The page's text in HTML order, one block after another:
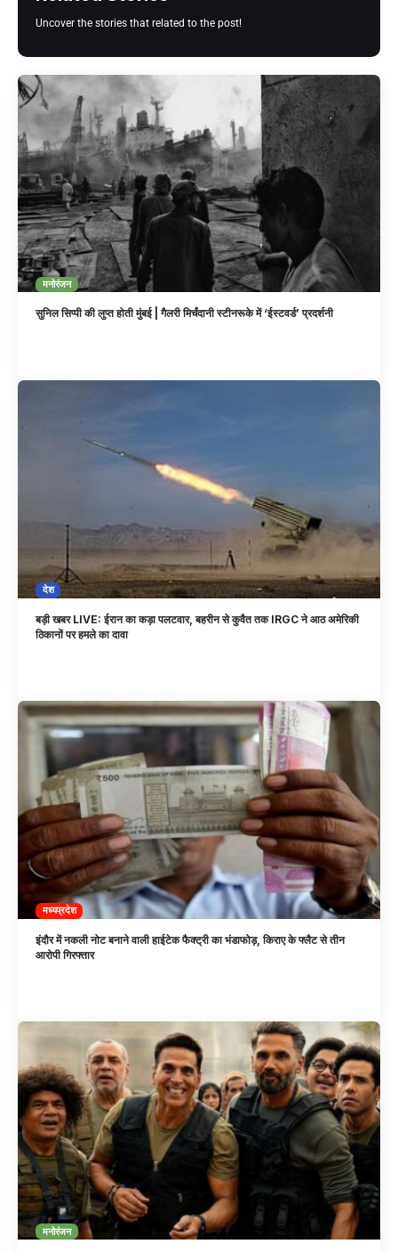
Uncover the stories that related to the post!
मनोरंजन
सुनिल सिप्पी की लुप्त होती मुंबई | गैलरी मिर्चंदानी स्टीनरूके में ‘ईस्टवर्ड’ प्रदर्शनी
देश
बड़ी खबर LIVE: ईरान का कड़ा पलटवार, बहरीन से कुवैत तक IRGC ने आठ अमेरिकी
ठिकानों पर हमले का दावा
मध्यप्रदेश
इंदौर में नकली नोट बनाने वाली हाईटेक फैक्ट्री का भंडाफोड़, किराए के फ्लैट से तीन
आरोपी गिरफ्तार
मनोरंजन